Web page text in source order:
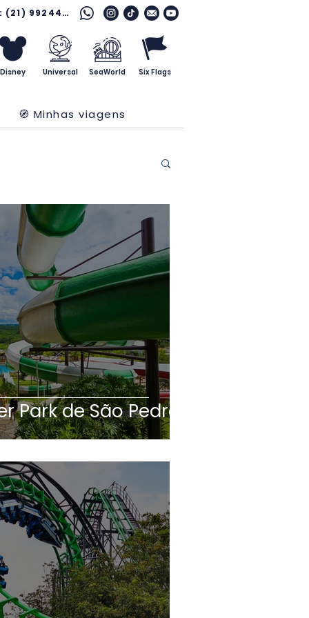
Fale com o especialista: (21) 99244 7796
Disney Universal SeaWorld Six Flags
🧭 Minhas viagens
Park de São Pedro